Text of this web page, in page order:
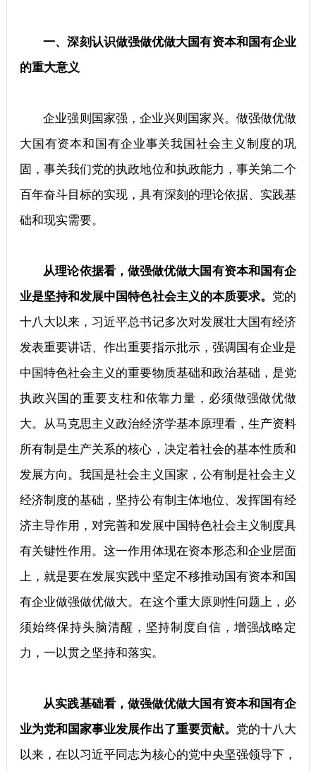
一、深刻认识做强做优做大国有资本和国有企业
的重大意义
企业强则国家强，企业兴则国家兴。做强做优做
大国有资本和国有企业事关我国社会主义制度的巩
固，事关我们党的执政地位和执政能力，事关第二个
百年奋斗目标的实现，具有深刻的理论依据、实践基
础和现实需要。
从理论依据看，做强做优做大国有资本和国有企
业是坚持和发展中国特色社会主义的本质要求。 党的
十八大以来，习近平总书记多次对发展壮大国有经济
发表重要讲话、作出重要指示批示，强调国有企业是
中国特色社会主义的重要物质基础和政治基础，是党
执政兴国的重要支柱和依靠力量，必须做强做优做
大。从马克思主义政治经济学基本原理看，生产资料
所有制是生产关系的核心，决定着社会的基本性质和
发展方向。我国是社会主义国家，公有制是社会主义
经济制度的基础，坚持公有制主体地位、发挥国有经
济主导作用，对完善和发展中国特色社会主义制度具
有关键性作用。这一作用体现在资本形态和企业层面
上，就是要在发展实践中坚定不移推动国有资本和国
有企业做强做优做大。在这个重大原则性问题上，必
须始终保持头脑清醒，坚持制度自信，增强战略定
力，一以贯之坚持和落实。
从实践基础看，做强做优做大国有资本和国有企
业为党和国家事业发展作出了重要贡献。 党的十八大
以来，在以习近平同志为核心的党中央坚强领导下，